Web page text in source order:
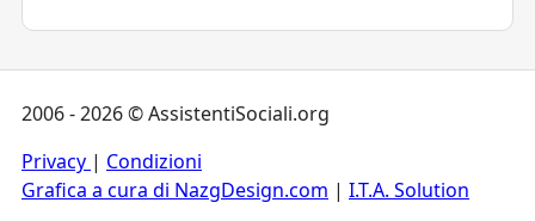
2006 - 2026 © AssistentiSociali.org
Privacy | Condizioni
Grafica a cura di NazgDesign.com | I.T.A. Solution